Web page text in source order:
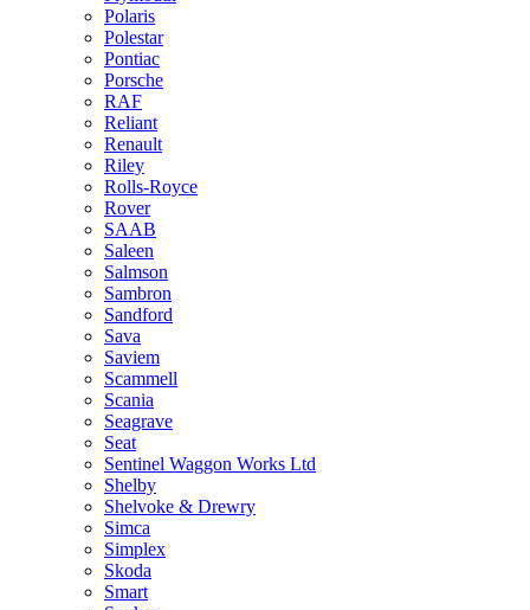
Polaris
Polestar
Pontiac
Porsche
RAF
Reliant
Renault
Riley
Rolls-Royce
Rover
SAAB
Saleen
Salmson
Sambron
Sandford
Sava
Saviem
Scammell
Scania
Seagrave
Seat
Sentinel Waggon Works Ltd
Shelby
Shelvoke & Drewry
Simca
Simplex
Skoda
Smart